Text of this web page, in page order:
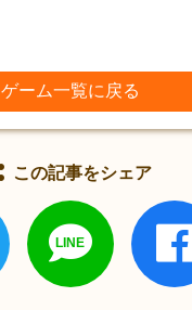
ゲーム一覧に戻る
この記事をシェア